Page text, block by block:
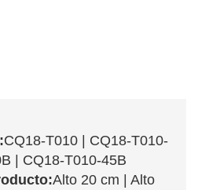
CQ18-T010 | CQ18-T010-
| CQ18-T010-45B
Alto 20 cm | Alto